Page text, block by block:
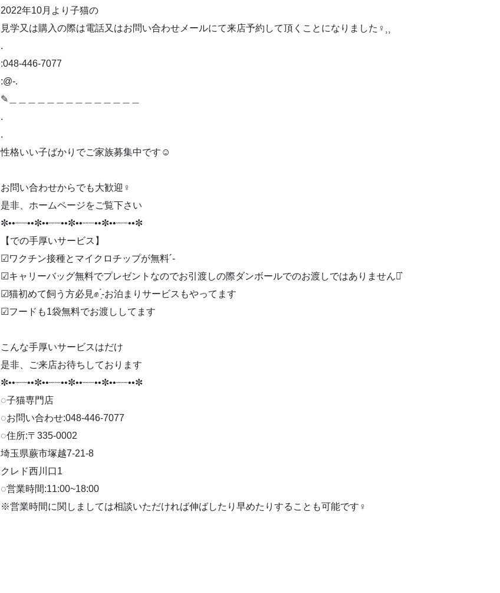
2022年10月より子猫の
見学又は購入の際は電話又はお問い合わせメールにて来店予約して頂くことになりました‍♀️⸒⸒
.
:048-446-7077
:@-.
✎︎＿＿＿＿＿＿＿＿＿＿＿＿＿＿
.
.
性格いい子ばかりでご家族募集中です☺️
お問い合わせからでも大歓迎‍♀️
是非、ホームページをご覧下さい
✼••┈┈••✼••┈┈••✼••┈┈••✼••┈┈••✼
【での手厚いサービス】
︎︎︎︎☑︎ワクチン接種とマイクロチップが無料︎´-
︎︎︎︎☑︎キャリーバッグ無料でプレゼントなのでお引渡しの際ダンボールでのお渡しではありません‪⋆͛
︎︎︎︎☑︎猫初めて飼う方必見✊ ̖́-お泊まりサービスもやってます
︎︎︎︎☑︎フードも1袋無料でお渡ししてます
こんな手厚いサービスはだけ
是非、ご来店お待ちしております
✼••┈┈••✼••┈┈••✼••┈┈••✼••┈┈••✼
◌子猫専門店
◌お問い合わせ:048-446-7077
◌住所:〒335-0002
埼玉県蕨市塚越7-21-8
クレド西川口1
◌営業時間:11:00~18:00
※営業時間に関しましては相談いただければ伸ばしたり早めたりすることも可能です‍♀️